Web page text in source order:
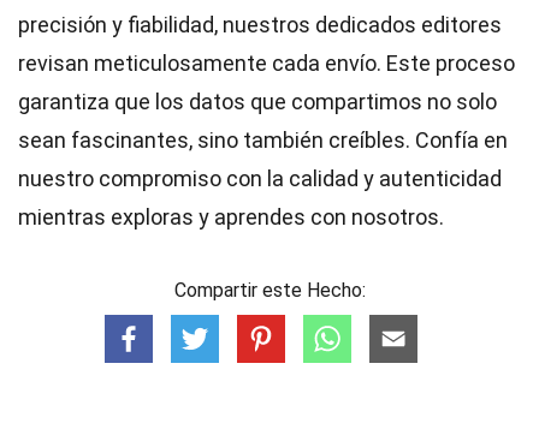
precisión y fiabilidad, nuestros dedicados editores
revisan meticulosamente cada envío. Este proceso
garantiza que los datos que compartimos no solo
sean fascinantes, sino también creíbles. Confía en
nuestro compromiso con la calidad y autenticidad
mientras exploras y aprendes con nosotros.
Compartir este Hecho: